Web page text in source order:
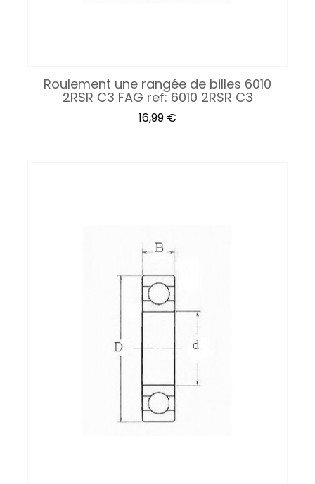
Roulement une rangée de billes 6010
2RSR C3 FAG ref: 6010 2RSR C3
Prix
16,99 €